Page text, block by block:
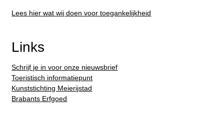
Lees hier wat wij doen voor toegankelijkheid
Links
Schrijf je in voor onze nieuwsbrief
Toeristisch informatiepunt
Kunststichting Meierijstad
Brabants Erfgoed